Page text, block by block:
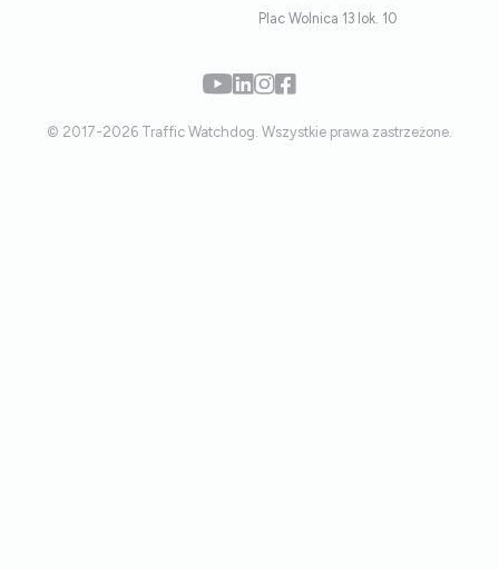
Plac Wolnica 13 lok. 10
© 2017-2026 Traffic Watchdog. Wszystkie prawa zastrzeżone.